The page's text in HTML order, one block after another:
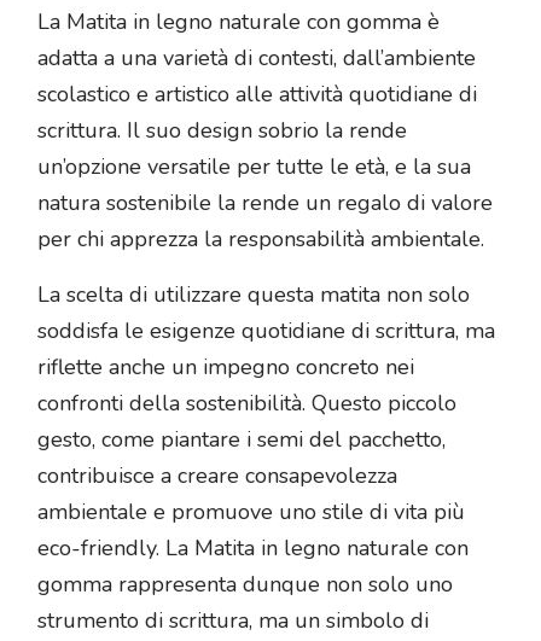
La Matita in legno naturale con gomma è
adatta a una varietà di contesti, dall’ambiente
scolastico e artistico alle attività quotidiane di
scrittura. Il suo design sobrio la rende
un’opzione versatile per tutte le età, e la sua
natura sostenibile la rende un regalo di valore
per chi apprezza la responsabilità ambientale.
La scelta di utilizzare questa matita non solo
soddisfa le esigenze quotidiane di scrittura, ma
riflette anche un impegno concreto nei
confronti della sostenibilità. Questo piccolo
gesto, come piantare i semi del pacchetto,
contribuisce a creare consapevolezza
ambientale e promuove uno stile di vita più
eco-friendly. La Matita in legno naturale con
gomma rappresenta dunque non solo uno
strumento di scrittura, ma un simbolo di